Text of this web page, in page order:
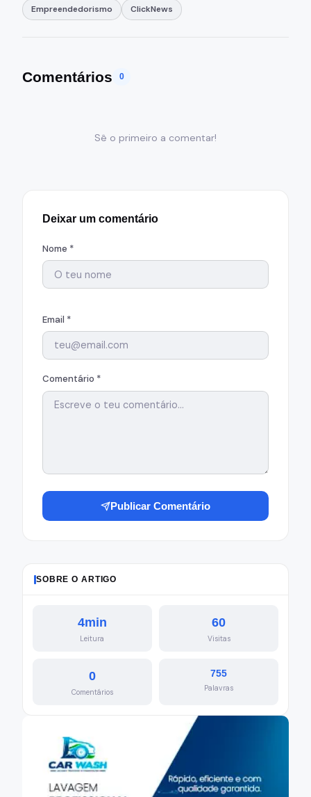
Empreendedorismo ClickNews
Comentários 0
Sê o primeiro a comentar!
Deixar um comentário
Nome *
Email *
Comentário *
Publicar Comentário
SOBRE O ARTIGO
4min
Leitura
60
Visitas
0
Comentários
755
Palavras